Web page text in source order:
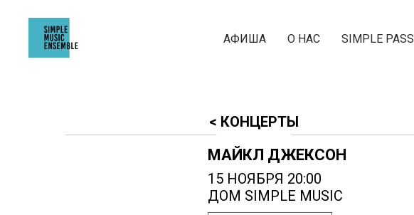
АФИША О НАС SIMPLE PASS
15 НОЯБРЯ 20:00
ДОМ SIMPLE MUSIC
< КОНЦЕРТЫ
МАЙКЛ ДЖЕКСОН